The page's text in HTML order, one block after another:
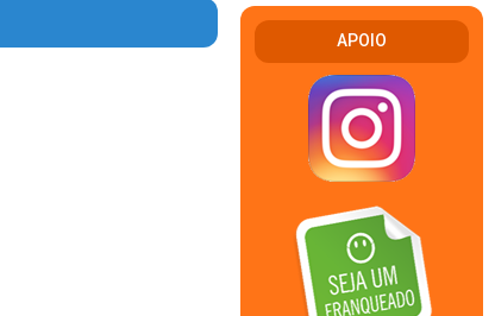
APOIO